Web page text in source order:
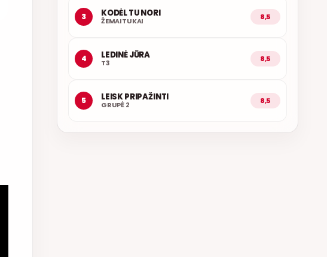
3 KODĖL TU NORI
ŽEMAITUKAI 8,5
4 LEDINĖ JŪRA
T3 8,5
5 LEISK PRIPAŽINTI
GRUPĖ 2 8,5